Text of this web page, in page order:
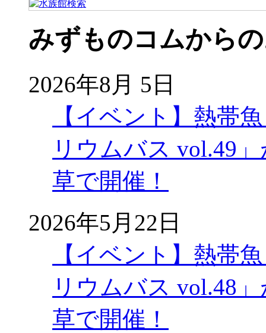
みずものコムから
2026年8月 5日
【イベント】熱帯
リウムバス vol.49
草で開催！
2026年5月22日
【イベント】熱帯
リウムバス vol.48
草で開催！